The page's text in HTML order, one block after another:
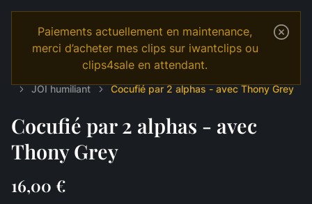
Paiements actuellement en maintenance,
merci d’acheter mes clips sur iwantclips ou
clips4sale en attendant.
JOI humiliant
Cocufié par 2 alphas - avec Thony Grey
Cocufié par 2 alphas - avec
Thony Grey
16,00 €